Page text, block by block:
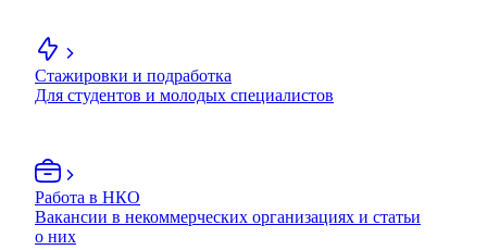
Стажировки и подработка
Для студентов и молодых специалистов
Работа в НКО
Вакансии в некоммерческих организациях и статьи
о них